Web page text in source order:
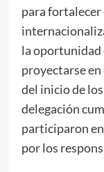
para fortalecer
la oportunidad
proyectarse
del inicio de
delegación
participaron
por los